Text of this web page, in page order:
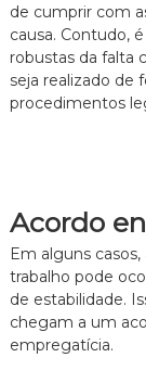
de cumprir com
causa. Contudo,
robustas da falta
seja realizado de
procedimentos
Acordo
Em alguns casos,
trabalho pode
de estabilidade.
chegam a um
empregatícia.